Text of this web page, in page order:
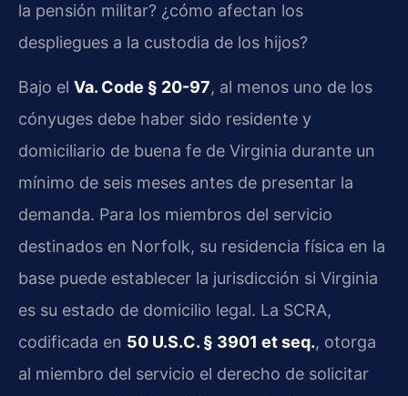
la pensión militar? ¿cómo afectan los
despliegues a la custodia de los hijos?
Bajo el Va. Code § 20-97, al menos uno de los
cónyuges debe haber sido residente y
domiciliario de buena fe de Virginia durante un
mínimo de seis meses antes de presentar la
demanda. Para los miembros del servicio
destinados en Norfolk, su residencia física en la
base puede establecer la jurisdicción si Virginia
es su estado de domicilio legal. La SCRA,
codificada en 50 U.S.C. § 3901 et seq., otorga
al miembro del servicio el derecho de solicitar